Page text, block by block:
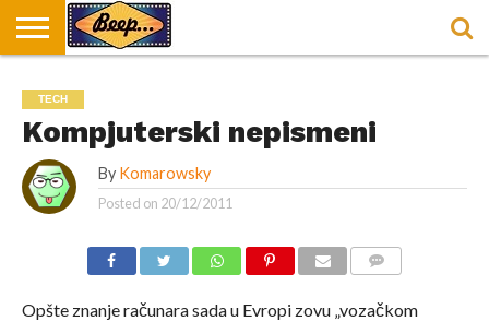
DORUČAK
U
BEOGRADU
SVAKODNEVICA
ENTERTAINMENT
LOKACIJE
ZA
DORUČAK
HRANA I
RECEPTI
NEPUSACKI
LOKALI
TECH
Kompjuterski nepismeni
By Komarowsky
Posted on 20/12/2011
Opšte znanje računara sada u Evropi zovu „vozačkom